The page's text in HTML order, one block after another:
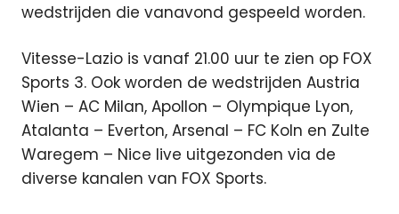
wedstrijden die vanavond gespeeld worden.
Vitesse-Lazio is vanaf 21.00 uur te zien op FOX
Sports 3. Ook worden de wedstrijden Austria
Wien – AC Milan, Apollon – Olympique Lyon,
Atalanta – Everton, Arsenal – FC Koln en Zulte
Waregem – Nice live uitgezonden via de
diverse kanalen van FOX Sports.